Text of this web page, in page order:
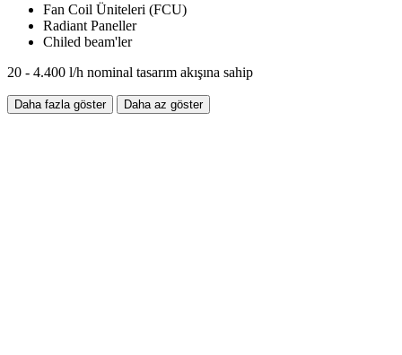
Fan Coil Üniteleri (FCU)
Radiant Paneller
Chiled beam'ler
20 - 4.400 l/h nominal tasarım akışına sahip
Daha fazla göster Daha az göster